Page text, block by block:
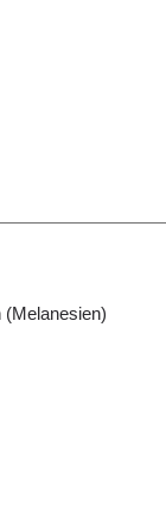
(Melanesien)